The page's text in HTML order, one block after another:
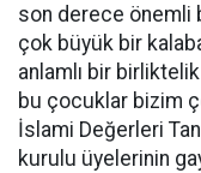
son derece önemli
çok büyük bir
anlamlı bir
bu çocuklar bizim
İslami Değerleri
kurulu üyelerinin